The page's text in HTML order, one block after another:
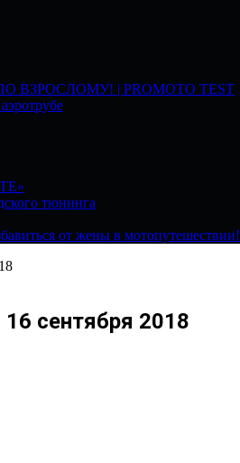
ВЗРОСЛОМУ! | PROMOTO TEST
тюнинга
от жены в мотопутешествии!
сентября 2018